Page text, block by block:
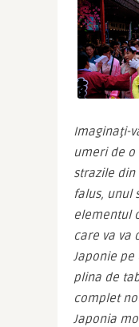
Imaginaţi-
umeri de o
strazile din
falus, unul
elementul
care va va
Japonie
plina de
complet
Japonia